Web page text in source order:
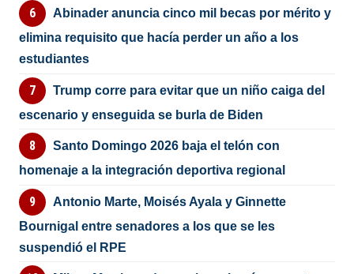
Abinader anuncia cinco mil becas por mérito y
elimina requisito que hacía perder un año a los
estudiantes
Trump corre para evitar que un niño caiga del
escenario y enseguida se burla de Biden
Santo Domingo 2026 baja el telón con
homenaje a la integración deportiva regional
Antonio Marte, Moisés Ayala y Ginnette
Bournigal entre senadores a los que se les
suspendió el RPE